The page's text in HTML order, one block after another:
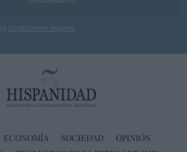
condiciones legales
ECONOMÍA SOCIEDAD
OPINIÓN